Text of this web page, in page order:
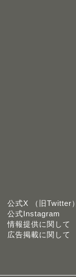
公式X （旧Twitter）
公式Instagram
情報提供に関して
広告掲載に関して